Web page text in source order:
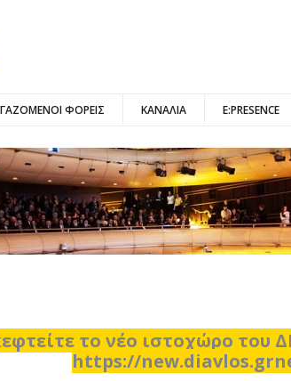
ΦΟΡΕΙΣ ΚΑΝΑΛΙΑ E:PRESENCE
το νέο ιστοχώρο του
https://